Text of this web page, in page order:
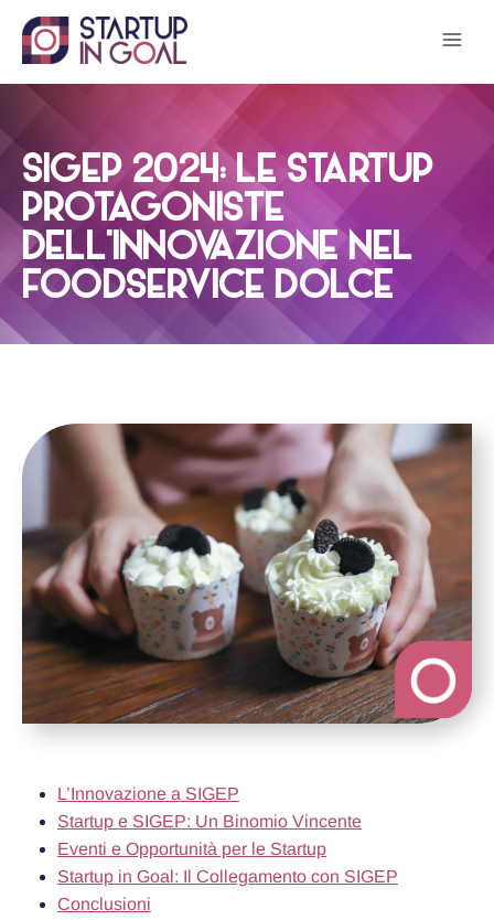
Salta
contenuto
SIGEP 2024: LE STARTUP
PROTAGONISTE
DELL’INNOVAZIONE NEL
FOODSERVICE DOLCE
L’Innovazione a SIGEP
Startup e SIGEP: Un Binomio Vincente
Eventi e Opportunità per le Startup
Startup in Goal: Il Collegamento con SIGEP
Conclusioni